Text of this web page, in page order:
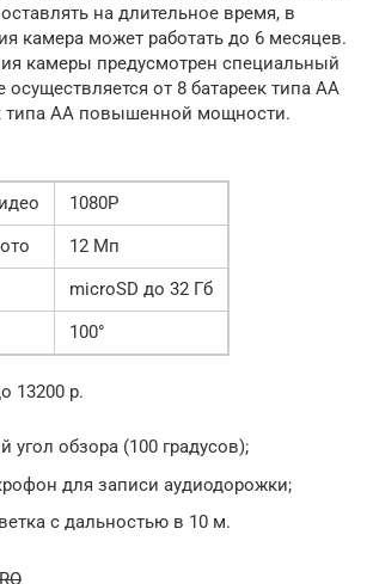
на длительное время, в
камера может работать до 6 месяцев.
камеры предусмотрен специальный
от 8 батареек типа AA
типа AA повышенной мощности.
1080P
12 Мп
microSD до 32 Гб
100°
13200 р.
угол обзора (100 градусов);
для записи аудиодорожки;
с дальностью в 10 м.